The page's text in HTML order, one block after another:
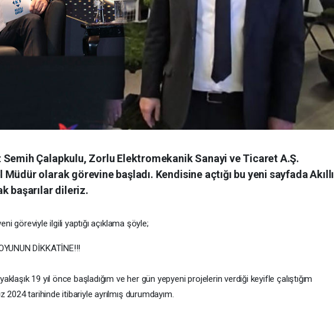
Semih Çalapkulu, Zorlu Elektromekanik Sanayi ve Ticaret A.Ş.
Müdür olarak görevine başladı. Kendisine açtığı bu yeni sayfada Akıllı
başarılar dileriz.
göreviyle ilgili yaptığı açıklama şöyle;
DİKKATİNE!!!
19 yıl önce başladığım ve her gün yepyeni projelerin verdiği keyifle çalıştığım
tarihinde itibariyle ayrılmış durumdayım.